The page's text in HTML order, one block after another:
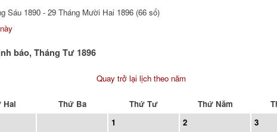
Sáu 1890 - 29 Tháng Mười Hai 1896 (66 số)
báo, Tháng Tư 1896
Quay trở lại lịch theo năm
Hai Thứ Ba Thứ Tư Thứ Năm
1
2 3